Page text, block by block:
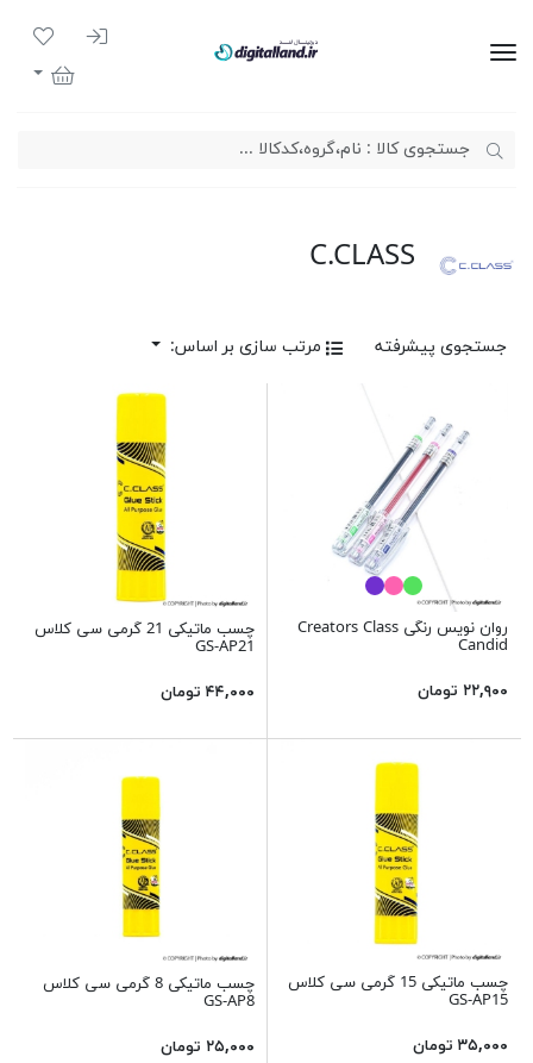
ورود به
لیست
سبد خرید
C.CLASS
جستجوی پیشرفته مرتب سازی بر اساس:
روان نویس رنگی Creators Class
Candid
۲۲,۹۰۰ تومان
چسب ماتیکی 21 گرمی سی کلاس
GS-AP21
۴۴,۰۰۰ تومان
چسب ماتیکی 15 گرمی سی کلاس
GS-AP15
۳۵,۰۰۰ تومان
چسب ماتیکی 8 گرمی سی کلاس
GS-AP8
۲۵,۰۰۰ تومان